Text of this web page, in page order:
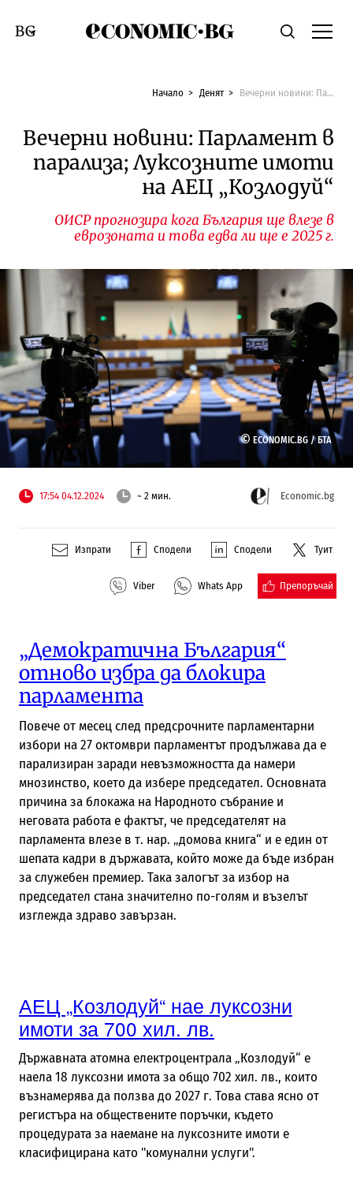
Economic.bgТърсене
Смяна на език
Начало Денят Вечерни новини: Парламент в парализа; Луксозните имоти на АЕЦ „Козлодуй“
Вечерни новини: Парламент в
парализа; Луксозните имоти
на АЕЦ „Козлодуй“
ОИСР прогнозира кога България ще влезе в
еврозоната и това едва ли ще е 2025 г.
© ECONOMIC.BG / БТА
17:54 04.12.2024 ~ 2 мин. Economic.bg
Изпрати Сподели Сподели Туит
Viber Whats App Препоръчай
„Демократична България“
отново избра да блокира
парламента
Повече от месец след предсрочните парламентарни
избори на 27 октомври парламентът продължава да е
парализиран заради невъзможността да намери
мнозинство, което да избере председател. Основната
причина за блокажа на Народното събрание и
неговата работа е фактът, че председателят на
парламента влезе в т. нар. „домова книга“ и е един от
шепата кадри в държавата, който може да бъде избран
за служебен премиер. Така залогът за избор на
председател стана значително по-голям и възелът
изглежда здраво завързан.
АЕЦ „Козлодуй“ нае луксозни
имоти за 700 хил. лв.
Държавната атомна електроцентрала „Козлодуй“ е
наела 18 луксозни имота за общо 702 хил. лв., които
възнамерява да ползва до 2027 г. Това става ясно от
регистъра на обществените поръчки, където
процедурата за наемане на луксозните имоти е
класифицирана като "комунални услуги".